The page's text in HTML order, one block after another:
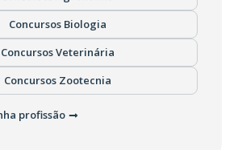
Concursos Biologia
Concursos Veterinária
Concursos Zootecnia
profissão